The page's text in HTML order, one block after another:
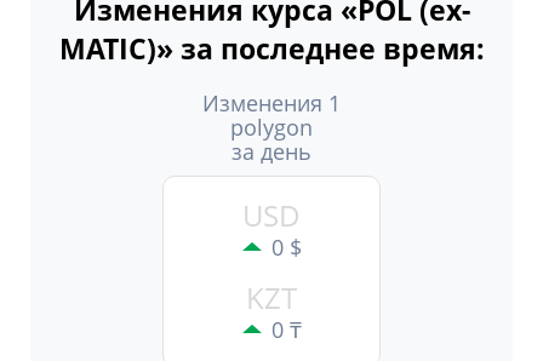
Изменения курса «POL (ex-
MATIC)» за последнее время:
Изменения 1
polygon
за день
USD
0 $
KZT
0 ₸